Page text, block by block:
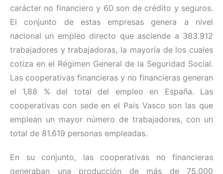
carácter no financiero y 60 son de crédito y seguros.
El conjunto de estas empresas genera a nivel
nacional un empleo directo que asciende a 383.912
trabajadores y trabajadoras, la mayoría de los cuales
cotiza en el Régimen General de la Seguridad Social.
Las cooperativas financieras y no financieras generan
el 1,88 % del total del empleo en España. Las
cooperativas con sede en el País Vasco son las que
emplean un mayor número de trabajadores, con un
total de 81.619 personas empleadas.
En su conjunto, las cooperativas no financieras
generaban una producción de más de 75.000